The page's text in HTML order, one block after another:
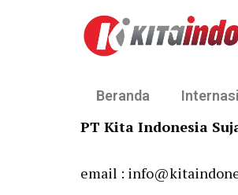
Beranda
PT Kita Indonesia
email :